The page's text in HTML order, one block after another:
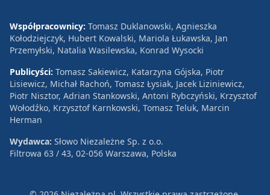
Współpracownicy: Tomasz Duklanowski, Agnieszka
Kołodziejczyk, Hubert Kowalski, Mariola Łukawska, Jan
Przemyłski, Natalia Wasilewska, Konrad Wysocki
Publicyści: Tomasz Sakiewicz, Katarzyna Gójska, Piotr
Lisiewicz, Michał Rachoń, Tomasz Łysiak, Jacek Liziniewicz,
Piotr Nisztor, Adrian Stankowski, Antoni Rybczyński, Krzysztof
Wołodźko, Krzysztof Karnkowski, Tomasz Teluk, Marcin
Herman
Wydawca: Słowo Niezależne Sp. z o.o.
Filtrowa 63 / 43, 02-056 Warszawa, Polska